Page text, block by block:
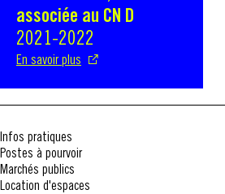
associée au CN D
2021-2022
En savoir plus
Infos pratiques
Postes à pourvoir
Marchés publics
Location d'espaces